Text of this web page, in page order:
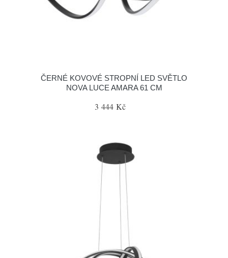
ČERNÉ KOVOVÉ STROPNÍ LED SVĚTLO
NOVA LUCE AMARA 61 CM
3 444 Kč